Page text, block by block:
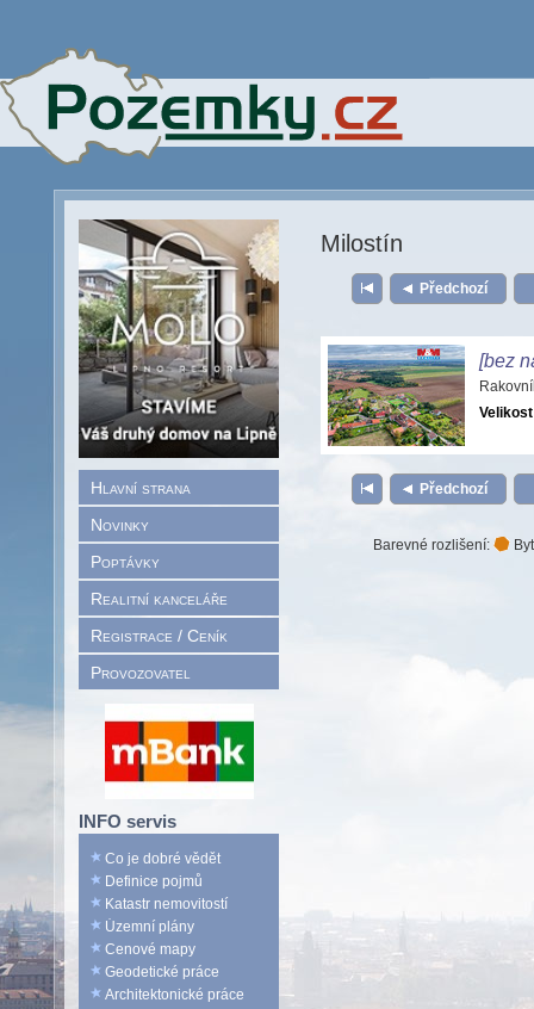
Hlavní strana
Novinky
Poptávky
Realitní kanceláře
Registrace / Ceník
Provozovatel
INFO servis
Co je dobré vědět
Definice pojmů
Katastr nemovitostí
Územní plány
Cenové mapy
Geodetické práce
Architektonické práce
Milostín
Předchozí
[bez
Předchozí
Barevné rozlišení: